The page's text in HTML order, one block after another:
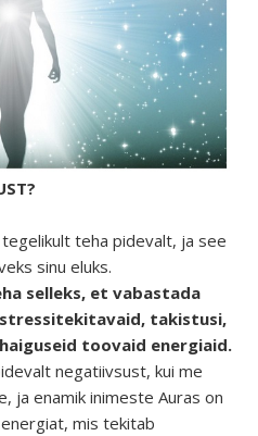
teha pidevalt, ja see
sinu eluks.
selleks, et vabastada
takistusi,
toovaid energiaid.
negatiivsust, kui me
ja enamik inimeste Auras on
mis tekitab